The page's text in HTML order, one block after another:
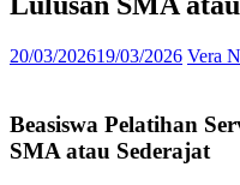
20/03/202619/03/2026 Vera
Beasiswa Pelatihan
SMA atau Sederajat